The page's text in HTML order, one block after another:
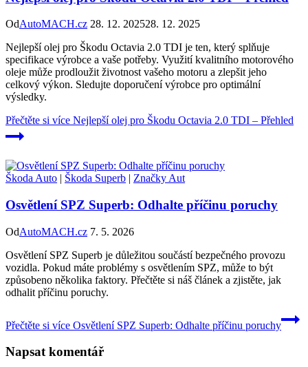
OdAutoMACH.cz 28. 12. 202528. 12. 2025
Nejlepší olej pro Škodu Octavia 2.0 TDI je ten, který splňuje
specifikace výrobce a vaše potřeby. Využití kvalitního motorového
oleje může prodloužit životnost vašeho motoru a zlepšit jeho
celkový výkon. Sledujte doporučení výrobce pro optimální
výsledky.
Přečtěte si více Nejlepší olej pro Škodu Octavia 2.0 TDI – Přehled
Škoda Auto | Škoda Superb | Značky Aut
Osvětlení SPZ Superb: Odhalte příčinu poruchy
OdAutoMACH.cz 7. 5. 2026
Osvětlení SPZ Superb je důležitou součástí bezpečného provozu
vozidla. Pokud máte problémy s osvětlením SPZ, může to být
způsobeno několika faktory. Přečtěte si náš článek a zjistěte, jak
odhalit příčinu poruchy.
Přečtěte si více Osvětlení SPZ Superb: Odhalte příčinu poruchy
Napsat komentář